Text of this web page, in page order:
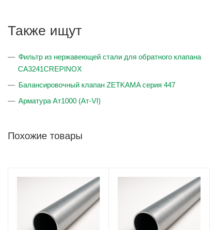
Также ищут
Фильтр из нержавеющей стали для обратного клапана
CA3241CREPINOX
Балансировочный клапан ZETKAMA серия 447
Арматура Ат1000 (Ат-VI)
Похожие товары